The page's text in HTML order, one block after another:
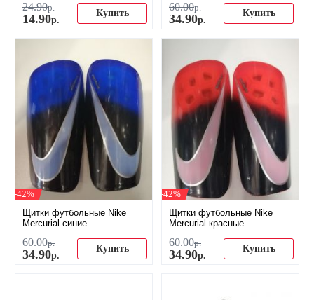
24.90р.
14.90р.
Купить
60.00р.
34.90р.
Купить
-42%
Щитки футбольные Nike
Mercurial синие
60.00р.
34.90р.
Купить
-42%
Щитки футбольные Nike
Mercurial красные
60.00р.
34.90р.
Купить